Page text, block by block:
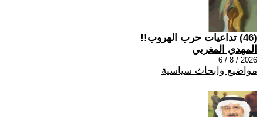
(46) تداعيات حرب الهروب!!
المهدي المغربي
2026 / 8 / 6
مواضيع وابحاث سياسية